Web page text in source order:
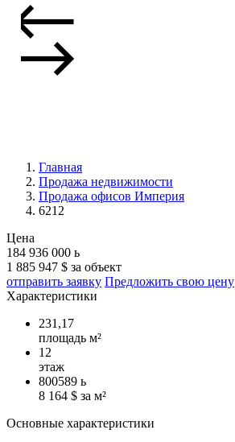
Главная
Продажа недвижимости
Продажа офисов Империя
6212
Цена
184 936 000 ь
1 885 947 $ за объект
отправить заявку Предложить свою цену
Характеристики
231,17
площадь м²
12
этаж
800589 ь
8 164 $ за м²
Основные характеристики